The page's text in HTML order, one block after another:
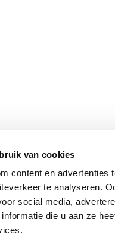
van cookies
content en
te analyseren.
social media,
die u aan ze